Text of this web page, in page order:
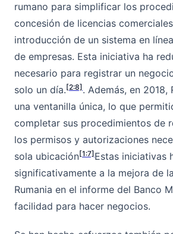
rumano para simplificar los
concesión de licencias
introducción de un sistema en
de empresas. Esta iniciativa ha
necesario para registrar un
solo un día.[2:8] . Además, en 2018,
una ventanilla única, lo que
completar sus procedimientos de
los permisos y autorizaciones
sola ubicación[1:7] Estas iniciativas
significativamente a la mejora de
Rumania en el informe del Banco
facilidad para hacer negocios.